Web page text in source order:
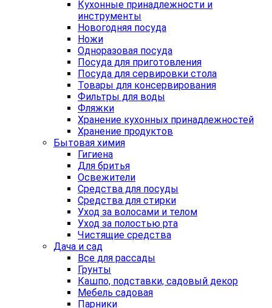
Кухонные принадлежности и
инструменты
Новогодняя посуда
Ножи
Одноразовая посуда
Посуда для приготовления
Посуда для сервировки стола
Товары для консервирования
Фильтры для воды
Фляжки
Хранение кухонных принадлежностей
Хранение продуктов
Бытовая химия
Гигиена
Для бритья
Освежители
Средства для посуды
Средства для стирки
Уход за волосами и телом
Уход за полостью рта
Чистящие средства
Дача и сад
Все для рассады
Грунты
Кашпо, подставки, садовый декор
Мебель садовая
Парники